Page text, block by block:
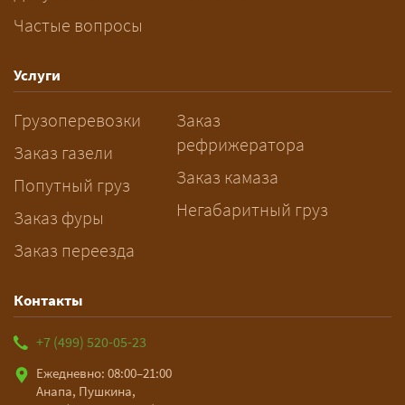
Как заказать грузоперевозку?
— Оставьте заявку с маршрутом,
датой и параметрами груза — логист
рассчитает стоимость за 5–10 минут
и подберёт машину. Все условия и
цена фиксируются в договоре;
оплата после доставки, перед
выгрузкой.
Частые вопросы
Услуги
Грузоперевозки
Заказ газели
Попутный груз
Заказ фуры
Заказ переезда
Заказ
рефрижератора
Заказ камаза
Негабаритный груз
Контакты
+7 (499) 520-05-23
Ежедневно: 08:00–21:00
Анапа, Пушкина,